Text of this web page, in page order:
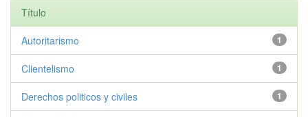
Título
1
Autoritarismo
1
Clientelismo
1
Derechos politicos y civiles